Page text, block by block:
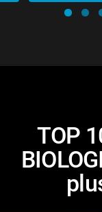
TOP